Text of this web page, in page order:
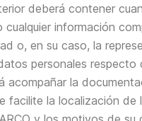
deberá contener
información
o, en su caso, la
personales
la
facilite la localización